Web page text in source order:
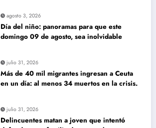
agosto 3, 2026
Día del niño: panoramas para que este
domingo 09 de agosto, sea inolvidable
julio 31, 2026
Más de 40 mil migrantes ingresan a Ceuta
en un día: al menos 34 muertos en la crisis.
julio 31, 2026
Delincuentes matan a joven que intentó